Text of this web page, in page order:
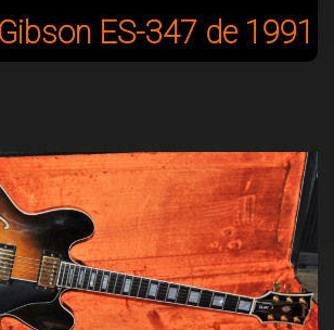
ES-347 de 1991